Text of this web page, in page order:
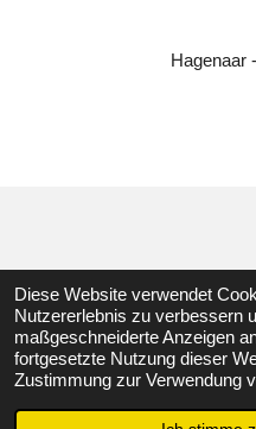
Diese Website verwendet
Nutzererlebnis zu verbessern
maßgeschneiderte Anzeigen
fortgesetzte Nutzung dieser
Zustimmung zur Verwendung
Hagenaar
© 2023 Sailing / Hollands